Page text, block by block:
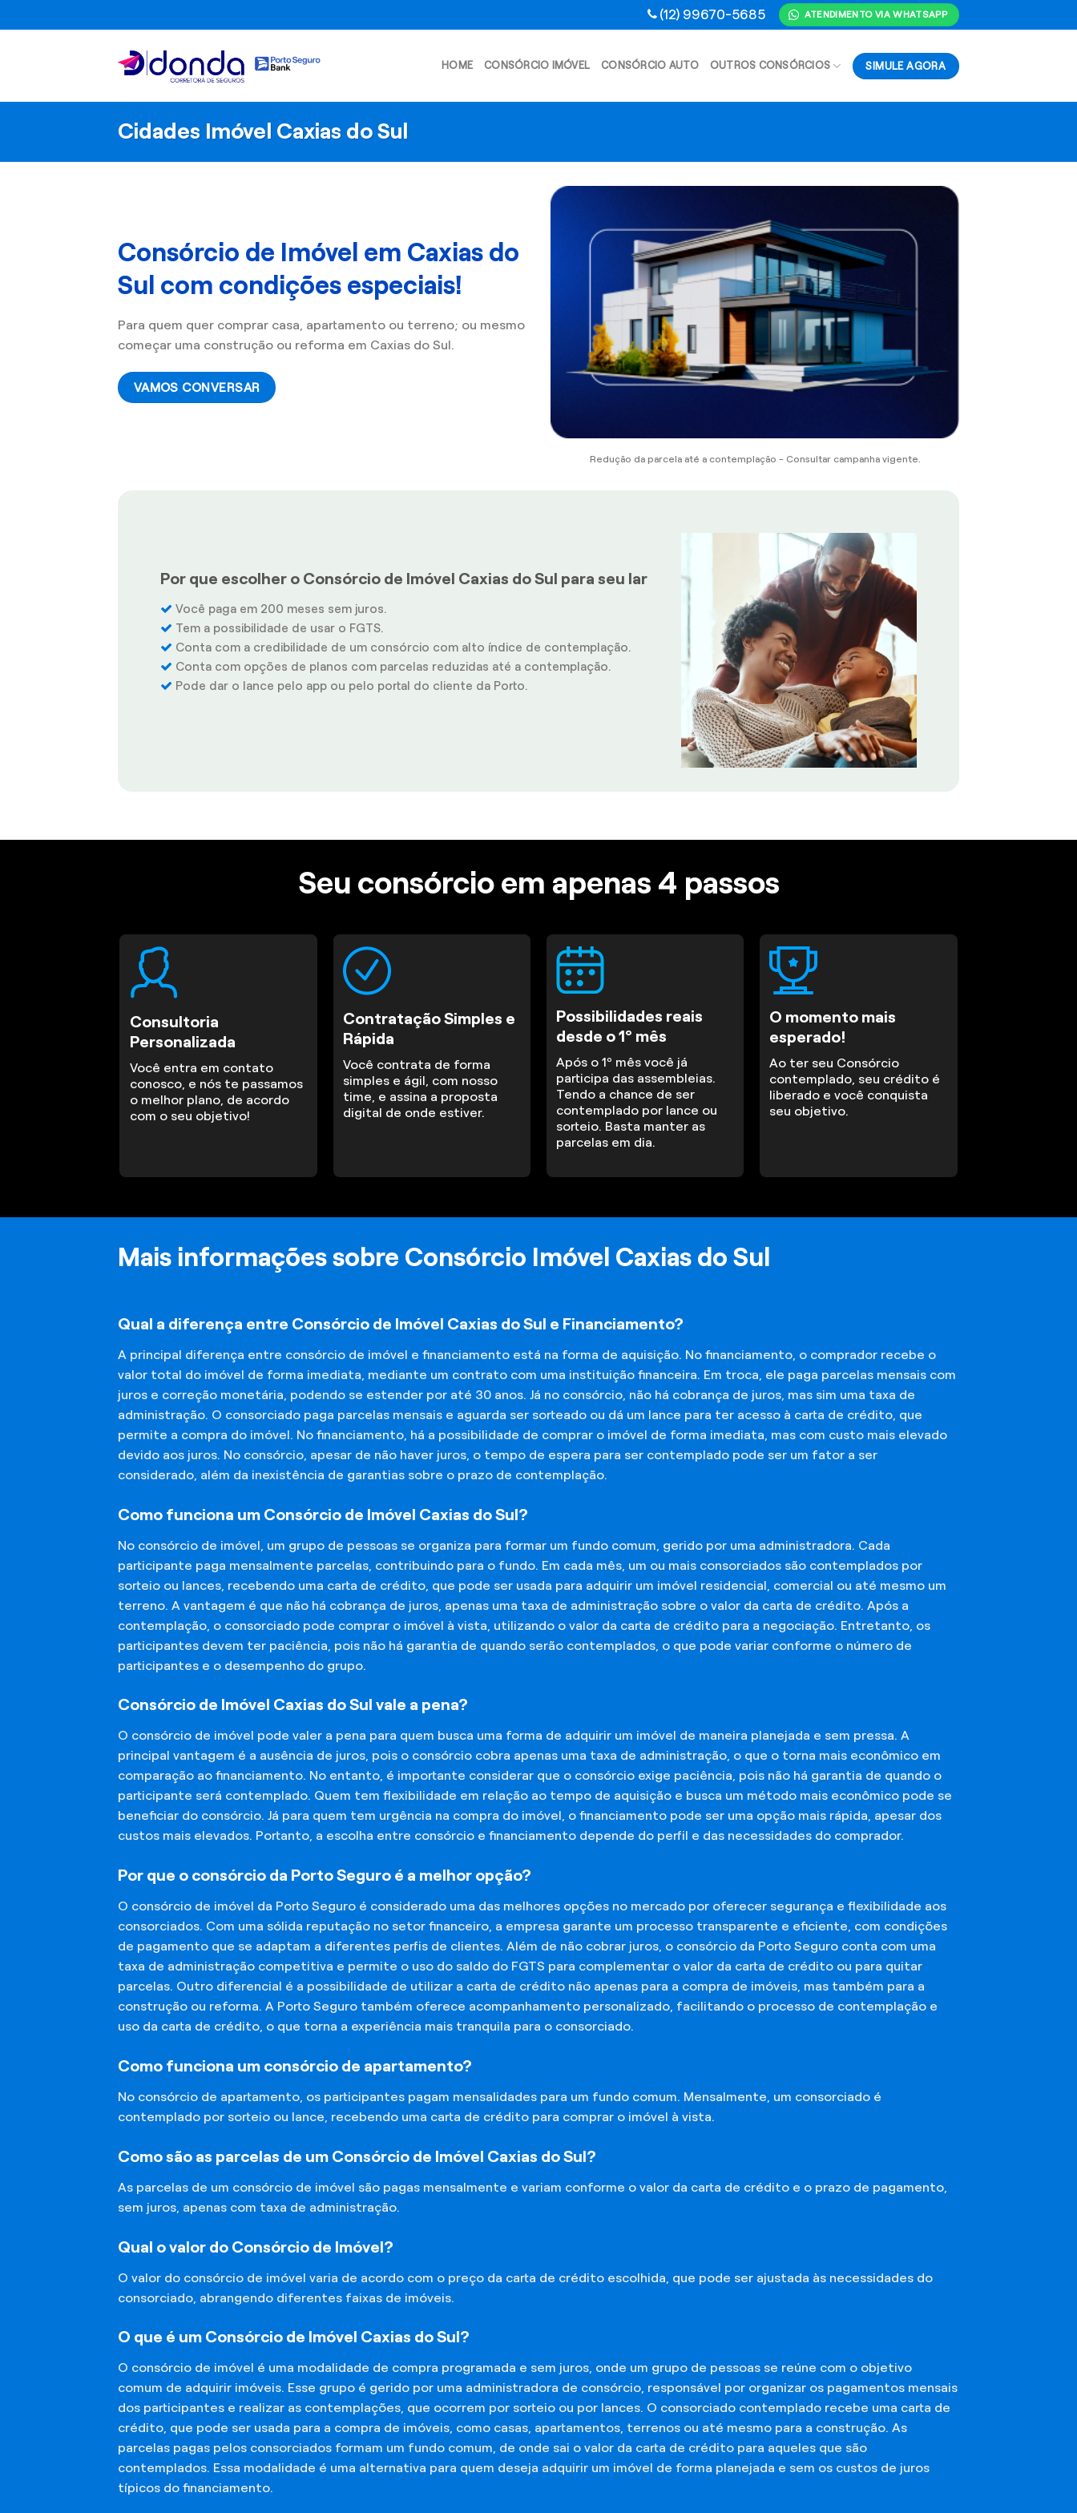
to
(12) 99670-5685 ATENDIMENTO VIA WHATSAPP
HOME CONSÓRCIO IMÓVEL CONSÓRCIO AUTO OUTROS CONSÓRCIOS SIMULE AGORA
Cidades Imóvel Caxias do Sul
Consórcio de Imóvel em Caxias do
Sul com condições especiais!
Para quem quer comprar casa, apartamento ou terreno; ou mesmo
começar uma construção ou reforma em Caxias do Sul.
VAMOS CONVERSAR
Redução da parcela até a contemplação - Consultar campanha vigente.
Por que escolher o Consórcio de Imóvel Caxias do Sul para seu lar
Você paga em 200 meses sem juros.
Tem a possibilidade de usar o FGTS.
Conta com a credibilidade de um consórcio com alto índice de contemplação.
Conta com opções de planos com parcelas reduzidas até a contemplação.
Pode dar o lance pelo app ou pelo portal do cliente da Porto.
Seu consórcio em apenas 4 passos
Consultoria
Personalizada
Você entra em contato
conosco, e nós te passamos
o melhor plano, de acordo
com o seu objetivo!
Contratação Simples e
Rápida
Você contrata de forma
simples e ágil, com nosso
time, e assina a proposta
digital de onde estiver.
Possibilidades reais
desde o 1º mês
Após o 1º mês você já
participa das assembleias.
Tendo a chance de ser
contemplado por lance ou
sorteio. Basta manter as
parcelas em dia.
O momento mais
esperado!
Ao ter seu Consórcio
contemplado, seu crédito é
liberado e você conquista
seu objetivo.
Mais informações sobre Consórcio Imóvel Caxias do Sul
Qual a diferença entre Consórcio de Imóvel Caxias do Sul e Financiamento?
A principal diferença entre consórcio de imóvel e financiamento está na forma de aquisição. No financiamento, o comprador recebe o
valor total do imóvel de forma imediata, mediante um contrato com uma instituição financeira. Em troca, ele paga parcelas mensais com
juros e correção monetária, podendo se estender por até 30 anos. Já no consórcio, não há cobrança de juros, mas sim uma taxa de
administração. O consorciado paga parcelas mensais e aguarda ser sorteado ou dá um lance para ter acesso à carta de crédito, que
permite a compra do imóvel. No financiamento, há a possibilidade de comprar o imóvel de forma imediata, mas com custo mais elevado
devido aos juros. No consórcio, apesar de não haver juros, o tempo de espera para ser contemplado pode ser um fator a ser
considerado, além da inexistência de garantias sobre o prazo de contemplação.
Como funciona um Consórcio de Imóvel Caxias do Sul?
No consórcio de imóvel, um grupo de pessoas se organiza para formar um fundo comum, gerido por uma administradora. Cada
participante paga mensalmente parcelas, contribuindo para o fundo. Em cada mês, um ou mais consorciados são contemplados por
sorteio ou lances, recebendo uma carta de crédito, que pode ser usada para adquirir um imóvel residencial, comercial ou até mesmo um
terreno. A vantagem é que não há cobrança de juros, apenas uma taxa de administração sobre o valor da carta de crédito. Após a
contemplação, o consorciado pode comprar o imóvel à vista, utilizando o valor da carta de crédito para a negociação. Entretanto, os
participantes devem ter paciência, pois não há garantia de quando serão contemplados, o que pode variar conforme o número de
participantes e o desempenho do grupo.
Consórcio de Imóvel Caxias do Sul vale a pena?
O consórcio de imóvel pode valer a pena para quem busca uma forma de adquirir um imóvel de maneira planejada e sem pressa. A
principal vantagem é a ausência de juros, pois o consórcio cobra apenas uma taxa de administração, o que o torna mais econômico em
comparação ao financiamento. No entanto, é importante considerar que o consórcio exige paciência, pois não há garantia de quando o
participante será contemplado. Quem tem flexibilidade em relação ao tempo de aquisição e busca um método mais econômico pode se
beneficiar do consórcio. Já para quem tem urgência na compra do imóvel, o financiamento pode ser uma opção mais rápida, apesar dos
custos mais elevados. Portanto, a escolha entre consórcio e financiamento depende do perfil e das necessidades do comprador.
Por que o consórcio da Porto Seguro é a melhor opção?
O consórcio de imóvel da Porto Seguro é considerado uma das melhores opções no mercado por oferecer segurança e flexibilidade aos
consorciados. Com uma sólida reputação no setor financeiro, a empresa garante um processo transparente e eficiente, com condições
de pagamento que se adaptam a diferentes perfis de clientes. Além de não cobrar juros, o consórcio da Porto Seguro conta com uma
taxa de administração competitiva e permite o uso do saldo do FGTS para complementar o valor da carta de crédito ou para quitar
parcelas. Outro diferencial é a possibilidade de utilizar a carta de crédito não apenas para a compra de imóveis, mas também para a
construção ou reforma. A Porto Seguro também oferece acompanhamento personalizado, facilitando o processo de contemplação e
uso da carta de crédito, o que torna a experiência mais tranquila para o consorciado.
Como funciona um consórcio de apartamento?
No consórcio de apartamento, os participantes pagam mensalidades para um fundo comum. Mensalmente, um consorciado é
contemplado por sorteio ou lance, recebendo uma carta de crédito para comprar o imóvel à vista.
Como são as parcelas de um Consórcio de Imóvel Caxias do Sul?
As parcelas de um consórcio de imóvel são pagas mensalmente e variam conforme o valor da carta de crédito e o prazo de pagamento,
sem juros, apenas com taxa de administração.
Qual o valor do Consórcio de Imóvel?
O valor do consórcio de imóvel varia de acordo com o preço da carta de crédito escolhida, que pode ser ajustada às necessidades do
consorciado, abrangendo diferentes faixas de imóveis.
O que é um Consórcio de Imóvel Caxias do Sul?
O consórcio de imóvel é uma modalidade de compra programada e sem juros, onde um grupo de pessoas se reúne com o objetivo
comum de adquirir imóveis. Esse grupo é gerido por uma administradora de consórcio, responsável por organizar os pagamentos mensais
dos participantes e realizar as contemplações, que ocorrem por sorteio ou por lances. O consorciado contemplado recebe uma carta de
crédito, que pode ser usada para a compra de imóveis, como casas, apartamentos, terrenos ou até mesmo para a construção. As
parcelas pagas pelos consorciados formam um fundo comum, de onde sai o valor da carta de crédito para aqueles que são
contemplados. Essa modalidade é uma alternativa para quem deseja adquirir um imóvel de forma planejada e sem os custos de juros
típicos do financiamento.